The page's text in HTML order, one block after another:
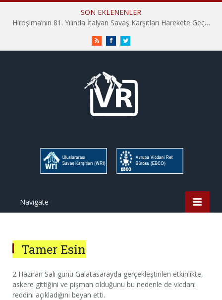
SON EKLENENLER
Hiroşima’nın 81. Yılında İtalyan Savaş Karşıtları Harekete Geçti: “Hatırlamak yeterli değil”
RSS FacebookTwitter
Navigate
Tamer Esin
2 Haziran Salı günü Galatasarayda gerçekleştirilen etkinlikte,
askere gittiğini ve pişman olduğunu bu nedenle de vicdani
reddini açıkladığını beyan etti.